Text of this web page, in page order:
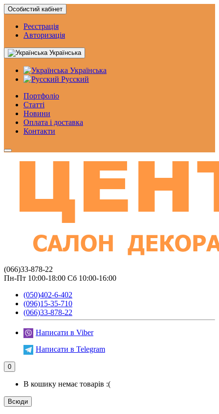
Особистий кабінет
Реєстрація
Авторизація
Українська
Українська
Русский
Портфоліо
Статтi
Новини
Оплата і доставка
Контакти
(066)33-878-22
Пн-Пт 10:00-18:00 Сб 10:00-16:00
(050)402-6-402
(096)15-35-710
(066)33-878-22
Написати в Viber
Написати в Telegram
0
В кошику немає товарів :(
Всюди